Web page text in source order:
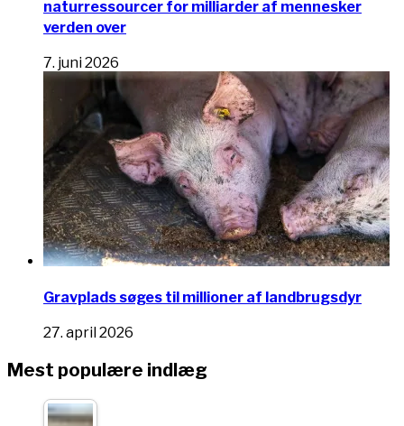
naturressourcer for milliarder af mennesker
verden over
7. juni 2026
Gravplads søges til millioner af landbrugsdyr
27. april 2026
Mest populære indlæg